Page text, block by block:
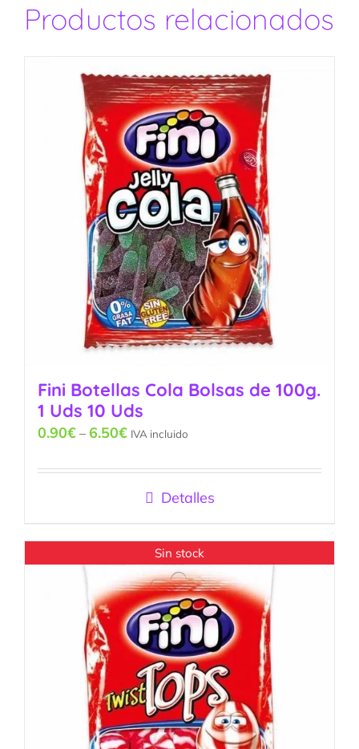
Productos relacionados
Fini Botellas Cola Bolsas de 100g.
1 Uds 10 Uds
0.90€ – 6.50€ IVA incluido
Detalles
Sin stock